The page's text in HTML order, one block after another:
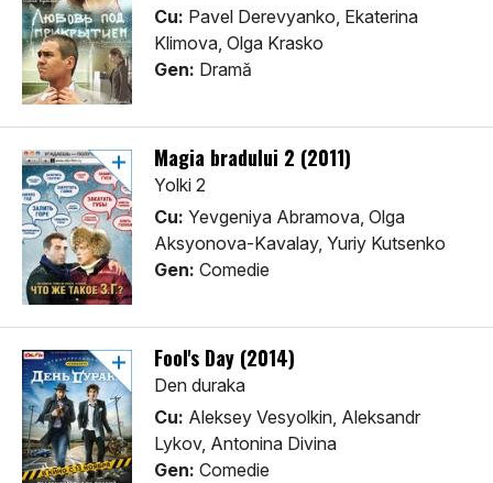
Cu: Pavel Derevyanko, Ekaterina
Klimova, Olga Krasko
Gen: Dramă
Magia bradului 2 (2011)
Yolki 2
Cu: Yevgeniya Abramova, Olga
Aksyonova-Kavalay, Yuriy Kutsenko
Gen: Comedie
Fool's Day (2014)
Den duraka
Cu: Aleksey Vesyolkin, Aleksandr
Lykov, Antonina Divina
Gen: Comedie